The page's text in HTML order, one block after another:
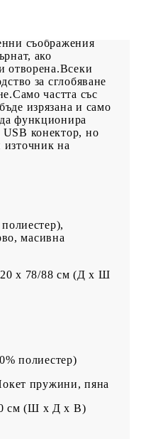
съображения
ако
отворена.Всеки
за сглобяване
частта със
изрязана и само
функционира
конектор, но
на
масивна
x 78/88 см (Д x Ш
полиестер)
пружини, пяна
см (Ш x Д x В)